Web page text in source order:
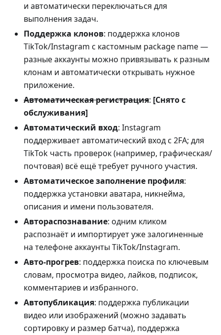
и автоматически переключаться для
выполнения задач.
Поддержка клонов: поддержка клонов
TikTok/Instagram с кастомным package name —
разные аккаунты можно привязывать к разным
клонам и автоматически открывать нужное
приложение.
Автоматическая регистрация: [Снято с
обслуживания]
Автоматический вход: Instagram
поддерживает автоматический вход с 2FA; для
TikTok часть проверок (например, графическая/
почтовая) всё ещё требует ручного участия.
Автоматическое заполнение профиля:
поддержка установки аватара, никнейма,
описания и имени пользователя.
Автораспознавание: одним кликом
распознаёт и импортирует уже залогиненные
на телефоне аккаунты TikTok/Instagram.
Авто‑прогрев: поддержка поиска по ключевым
словам, просмотра видео, лайков, подписок,
комментариев и избранного.
Автопубликация: поддержка публикации
видео или изображений (можно задавать
сортировку и размер батча), поддержка